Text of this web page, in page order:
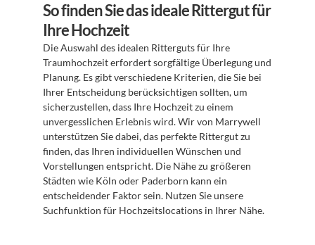
So finden Sie das ideale Rittergut für
Ihre Hochzeit
Die Auswahl des idealen Ritterguts für Ihre
Traumhochzeit erfordert sorgfältige Überlegung und
Planung. Es gibt verschiedene Kriterien, die Sie bei
Ihrer Entscheidung berücksichtigen sollten, um
sicherzustellen, dass Ihre Hochzeit zu einem
unvergesslichen Erlebnis wird. Wir von Marrywell
unterstützen Sie dabei, das perfekte Rittergut zu
finden, das Ihren individuellen Wünschen und
Vorstellungen entspricht. Die Nähe zu größeren
Städten wie Köln oder Paderborn kann ein
entscheidender Faktor sein. Nutzen Sie unsere
Suchfunktion für Hochzeitslocations in Ihrer Nähe.